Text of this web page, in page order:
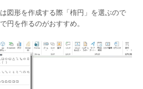
図形を作成する際「楕円」を選ぶので
円を作るのがおすすめ。